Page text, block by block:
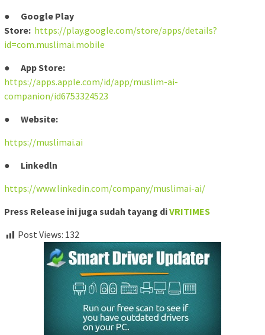
● Google Play
Store: https://play.google.com/store/apps/details?
id=com.muslimai.mobile
● App Store:
https://apps.apple.com/id/app/muslim-ai-
companion/id6753324523
● Website:
https://muslimai.ai
● Linkedln
https://www.linkedin.com/company/muslimai-ai/
Press Release ini juga sudah tayang diVRITIMES
Post Views: 132